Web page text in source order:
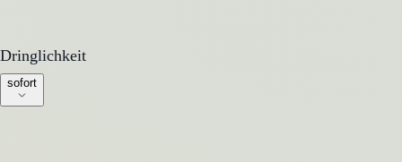
Dringlichkeit
Dringlichkeit
sofort